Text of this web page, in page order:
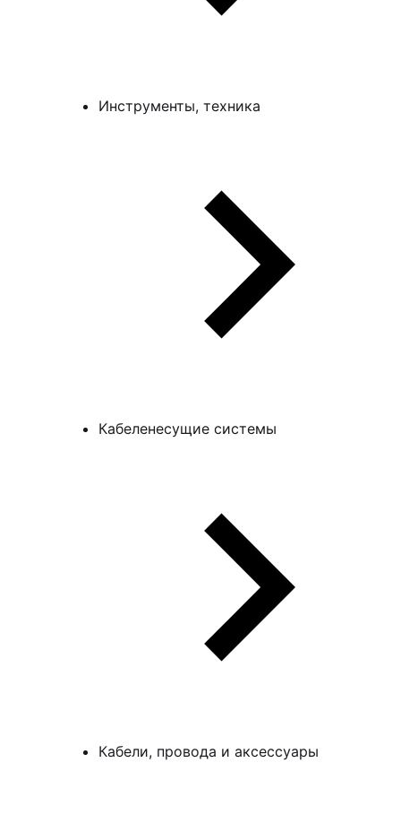
Инструменты, техника
Кабеленесущие системы
Кабели, провода и аксессуары